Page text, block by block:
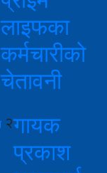
लाइफका
कर्मचारीको
चेतावनी
२गायक
प्रकाश